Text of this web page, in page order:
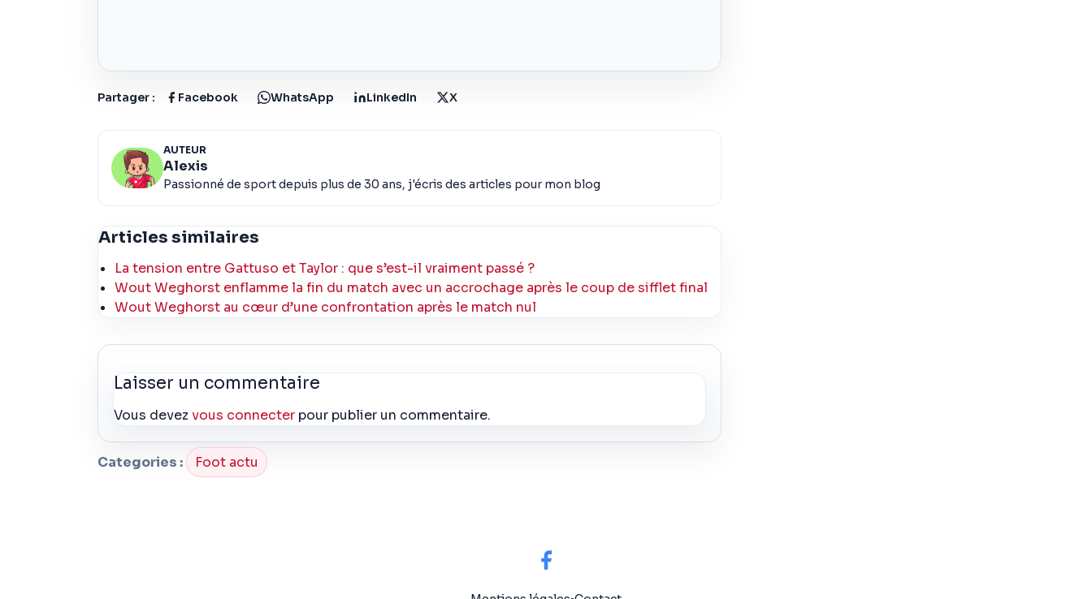
Partager : Facebook WhatsApp LinkedIn X
AUTEUR
Alexis
Passionné de sport depuis plus de 30 ans, j'écris des articles pour mon blog
Articles similaires
La tension entre Gattuso et Taylor : que s’est-il vraiment passé ?
Wout Weghorst enflamme la fin du match avec un accrochage après le coup de sifflet final
Wout Weghorst au cœur d’une confrontation après le match nul
Laisser un commentaire
Vous devezvous connecter pour publier un commentaire.
Categories : Foot actu